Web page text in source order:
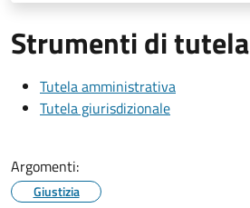
Strumenti di tutela
Tutela amministrativa
Tutela giurisdizionale
Argomenti:
Giustizia